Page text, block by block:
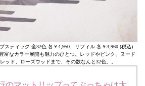
スティック 全32色 各￥4,950、リフィル 各￥3,960 (税込)
富なカラー展開も魅力のひとつ。レッドやピンク、ヌード
ッド、ローズウッドまで、その数なんと32色。。